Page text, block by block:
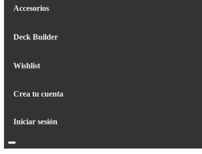
Accesorios
Deck Builder
Wishlist
Crea tu cuenta
Iniciar sesión